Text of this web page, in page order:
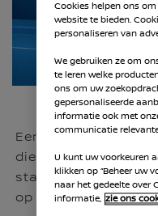
Een stadsauto is
die ideaal in
stad en direct
op een rij:
Cookies helpen ons
website te bieden.
personaliseren van
We gebruiken ze om
te leren welke
ons om uw
gepersonaliseerde
informatie ook met
communicatie
U kunt uw voorkeuren
klikken op “Beheer uw
naar het gedeelte over
informatie, zie ons